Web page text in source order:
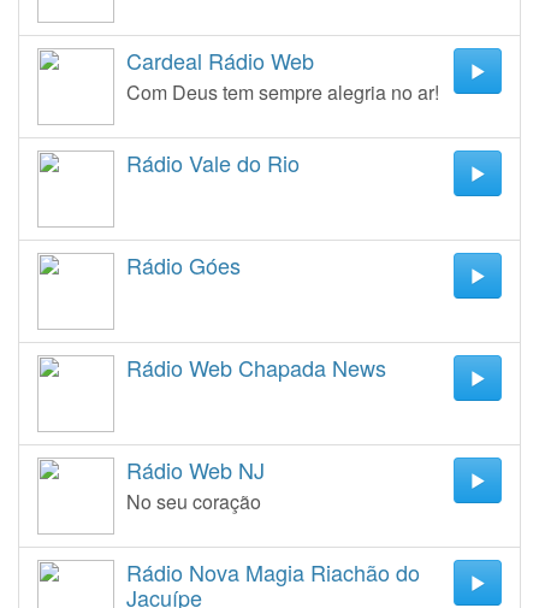
Cardeal Rádio Web
Com Deus tem sempre alegria no ar!
Rádio Vale do Rio
Rádio Góes
Rádio Web Chapada News
Rádio Web NJ
No seu coração
Rádio Nova Magia Riachão do
Jacuípe